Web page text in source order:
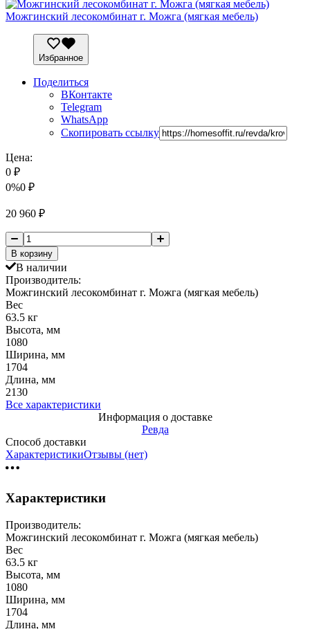
Можгинский лесокомбинат г. Можга (мягкая мебель)
Избранное
Поделиться
ВКонтакте
Telegram
WhatsApp
Скопировать ссылку
Цена:
0 ₽
0%0 ₽
20 960 ₽
В корзину
В наличии
Производитель:
Можгинский лесокомбинат г. Можга (мягкая мебель)
Вес
63.5 кг
Высота, мм
1080
Ширина, мм
1704
Длина, мм
2130
Все характеристики
Информация о доставке
Ревда
Способ доставки
ХарактеристикиОтзывы (нет)
Характеристики
Производитель:
Можгинский лесокомбинат г. Можга (мягкая мебель)
Вес
63.5 кг
Высота, мм
1080
Ширина, мм
1704
Длина, мм